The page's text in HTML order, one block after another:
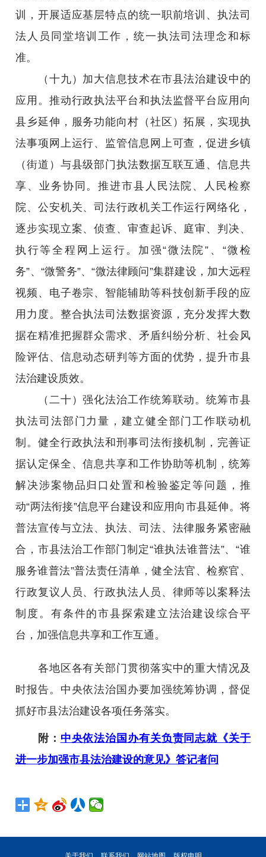
训，开展适应基层特点的统一职前培训、执法司
法人员同堂培训工作，统一执法司法理念和标
准。
（十九）加大信息技术在市县法治建设中的
应用。推动行政执法平台和执法监督平台应用向
县乡延伸，服务功能向村（社区）拓展，实现执
法事项网上运行、监管信息网上可查，促进乡镇
（街道）与县级部门执法数据互联互通、信息共
享、业务协同。推进市县人民法院、人民检察
院、公安机关、司法行政机关工作运行网络化，
逐步实现立案、侦查、审查起诉、庭审、判决、
执行等全程网上运行。加强“微法院”、“微检
务”、“微警务”、“微法律顾问”集群建设，加大远程
视频、电子卷宗、智能辅助等科技创新手段的应
用力度。整合执法司法数据资源，充分发挥大数
据在精准把握群众需求、矛盾纠纷分析、社会风
险评估、信息动态研判等方面的优势，提升市县
法治建设质效。
（二十）强化法治工作统筹联动。统筹市县
执法司法部门力量，建立健全部门工作联动机
制。健全行政执法和刑事司法衔接机制，完善证
据认定保全、信息共享和工作协助等机制，统筹
解决涉案物品归口处置和检验鉴定等问题，推
动“两法衔接”信息平台建设和应用向市县延伸。将
普法宣传与立法、执法、司法、法律服务紧密融
合，市县法治工作部门制定“谁执法谁普法”、“谁
服务谁普法”普法责任清单，健全法官、检察官、
行政复议人员、行政执法人员、律师等以案释法
制度。有条件的市县探索建立法治建设综合平
台，加强信息共享和工作互通。
各地区各有关部门贯彻落实中的重大情况及
时报告。中央依法治国办要加强统筹协调，督促
抓好市县法治建设各项任务落实。
附： 中央依法治国办有关负责同志就《关于
进一步加强市县法治建设的意见》答记者问